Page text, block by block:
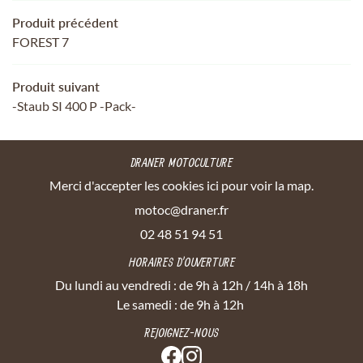
Produit précédent
FOREST 7
Produit suivant
-Staub SI 400 P -Pack-
DRANER MOTOCULTURE
Merci d'accepter les cookies ici pour voir la map.
02 48 51 94 51
HORAIRES D'OUVERTURE
Du lundi au vendredi : de 9h à 12h / 14h à 18h
Le samedi : de 9h à 12h
REJOIGNEZ-NOUS